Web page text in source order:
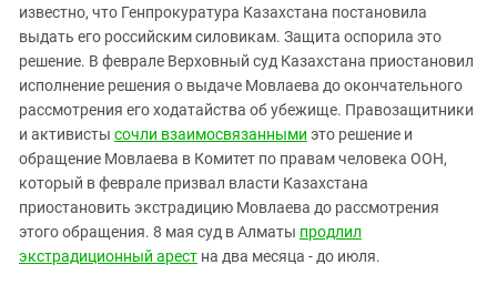
известно, что Генпрокуратура Казахстана постановила
выдать его российским силовикам. Защита оспорила это
решение. В феврале Верховный суд Казахстана приостановил
исполнение решения о выдаче Мовлаева до окончательного
рассмотрения его ходатайства об убежище. Правозащитники
и активисты сочли взаимосвязанными это решение и
обращение Мовлаева в Комитет по правам человека ООН,
который в феврале призвал власти Казахстана
приостановить экстрадицию Мовлаева до рассмотрения
этого обращения. 8 мая суд в Алматы продлил
экстрадиционный арест на два месяца - до июля.